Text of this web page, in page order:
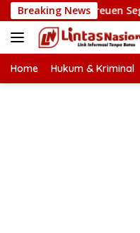
Langsung
ke
konten
Breaking News
di Bireuen Segera
Home Hukum & Kriminal